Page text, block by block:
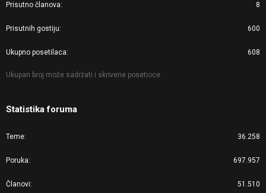
Prisutno članova 8
Prisutnih gostiju 600
Ukupno posetilaca 608
Ukupan broj može sadržati i skrivene posetioce.
Statistika foruma
Teme 36.258
Poruka 697.957
Članovi 51.510